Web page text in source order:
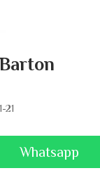
1-21
Whatsapp